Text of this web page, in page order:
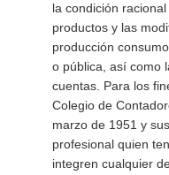
la condición
productos y las
producción
o pública, así como
cuentas. Para los
Colegio de
marzo de 1951 y
profesional quien
integren cualquier